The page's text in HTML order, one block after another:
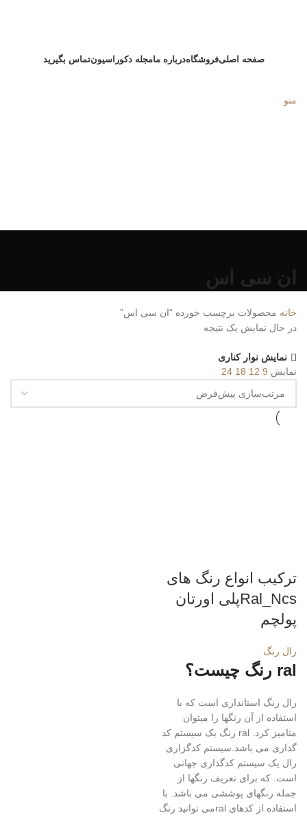
صفحه اصلیفروشگاهدرباره مامجله دکوراسیونتماس بگیرید
منو
ان سی اس
خانه محصولات برچسب خورده “ان سی اس”
در حال نمایش یک نتیجه
نمایش نوار کناری
نمایش 9
12
18
24
ترکیب انواع رنگ های
Ral_Ncsپلی اورتان
پولچم
رال رنگ
ral رنگ چیست؟
رال رنگ استانداری است که با
استفاده از آن رنگها را میتوان
متامیز کرد. ral رنگ یک سیستم کد
گذاری می باشد.سیستم کدگزاری
رال یک سیستم کدگذاری جهانی
است. که برای تعریف رنگها از
جمله رنگهای پوششی می باشد. با
استفاده از کدهای ralمی توانید رنگ